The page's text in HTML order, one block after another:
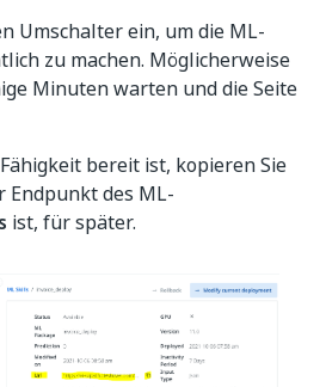
Umschalter ein, um die ML-
zu machen. Möglicherweise
Minuten warten und die Seite
bereit ist, kopieren Sie
Endpunkt des ML-
ist, für später.